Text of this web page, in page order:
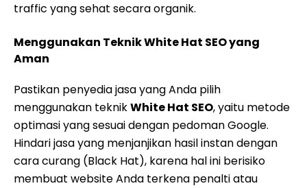
traffic yang sehat secara organik.
Menggunakan Teknik White Hat SEO yang
Aman
Pastikan penyedia jasa yang Anda pilih
menggunakan teknikWhite Hat SEO, yaitu metode
optimasi yang sesuai dengan pedoman Google.
Hindari jasa yang menjanjikan hasil instan dengan
cara curang (Black Hat), karena hal ini berisiko
membuat website Anda terkena penalti atau